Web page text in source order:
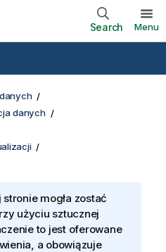
Search Menu
danych
mogła zostać
użyciu sztucznej
to jest oferowane
a obowiązuje